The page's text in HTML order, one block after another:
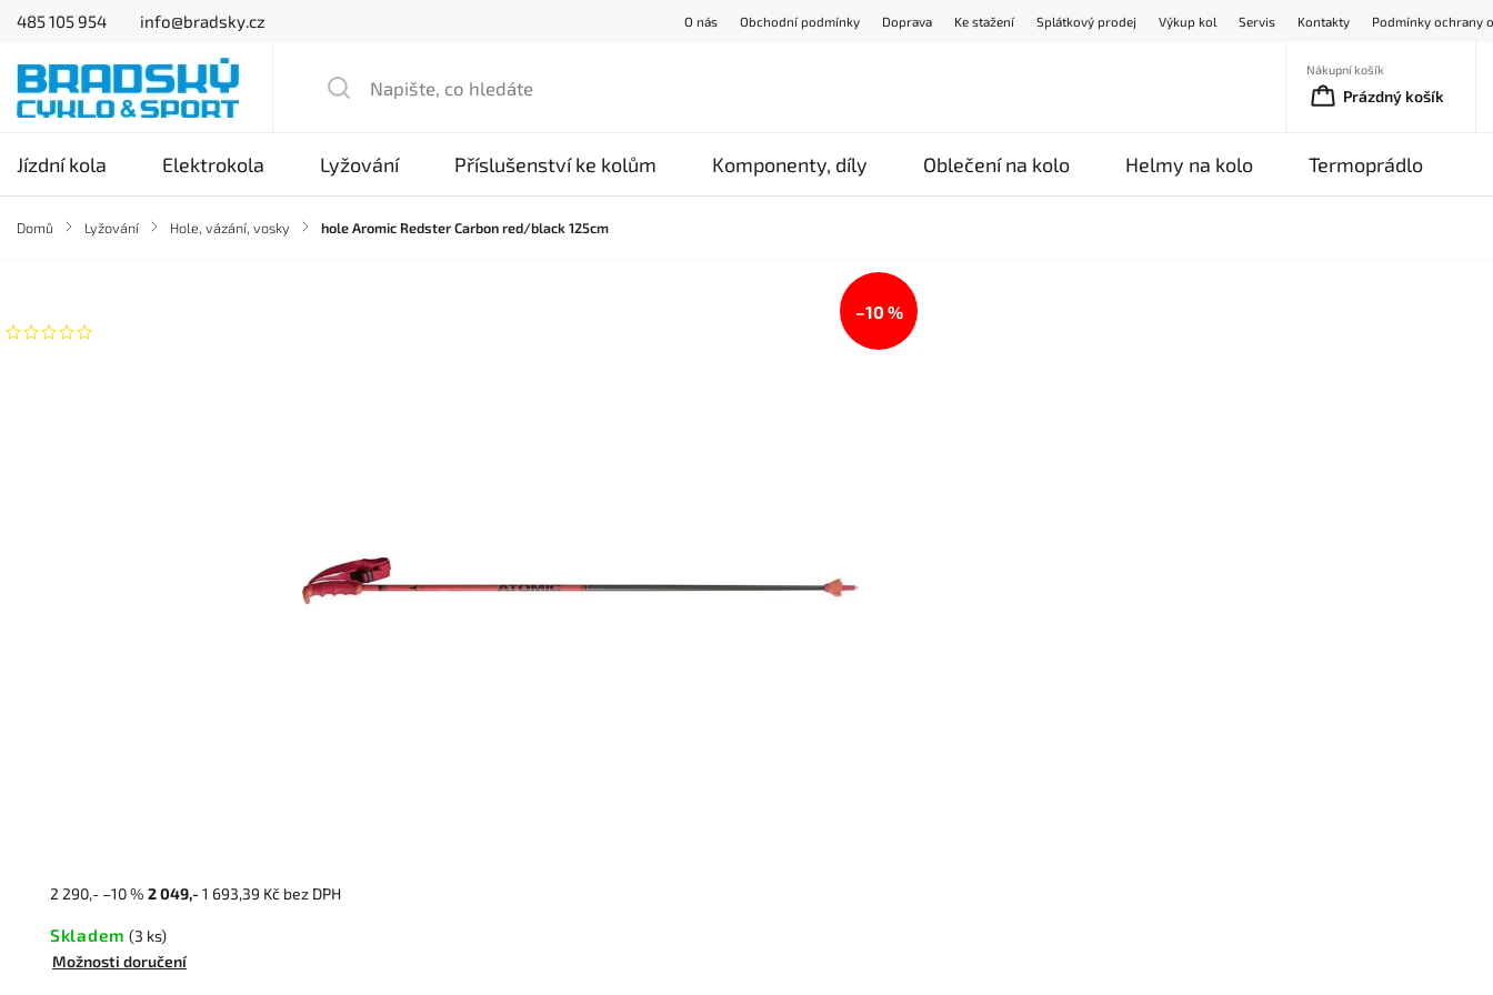
485 105 954 info@bradsky.cz O nás Obchodní podmínky Doprava Ke stažení Splátkový prodej Výkup kol Servis Kontakty Podmínky ochrany
Nákupní košík
Prázdný košík
Jízdní kola Elektrokola Lyžování Příslušenství ke kolům Komponenty, díly Oblečení na kolo Helmy na kolo Termoprádlo
Domů / Lyžování / Hole, vázání, vosky / hole Aromic Redster Carbon red/black 125cm
–10 %
2 290,- –10 %2 049,-1 693,39 Kč bez DPH
Skladem (3 ks)
Možnosti doručení